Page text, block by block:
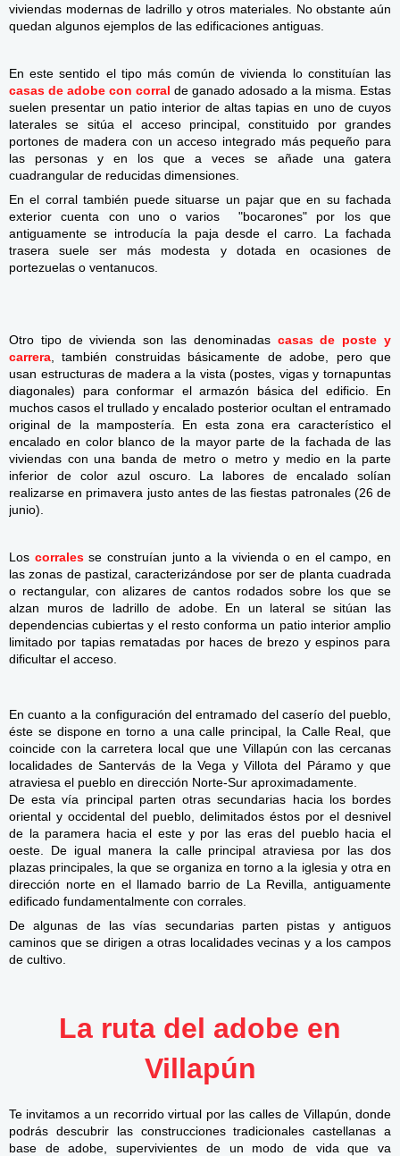
viviendas modernas de ladrillo y otros materiales. No obstante aún
quedan algunos ejemplos de las edificaciones antiguas.
En este sentido el tipo más común de vivienda lo constituían las
casas de adobe con corral de ganado adosado a la misma. Estas
suelen presentar un patio interior de altas tapias en uno de cuyos
laterales se sitúa el acceso principal, constituido por grandes
portones de madera con un acceso integrado más pequeño para
las personas y en los que a veces se añade una gatera
cuadrangular de reducidas dimensiones.
En el corral también puede situarse un pajar que en su fachada
exterior cuenta con uno o varios "bocarones" por los que
antiguamente se introducía la paja desde el carro. La fachada
trasera suele ser más modesta y dotada en ocasiones de
portezuelas o ventanucos.
Otro tipo de vivienda son las denominadas casas de poste y
carrera , también construidas básicamente de adobe, pero que
usan estructuras de madera a la vista (postes , vigas y tornapuntas
diagonales) para conformar el armazón básica del edificio. En
muchos casos el trullado y encalado posterior ocultan el entramado
original de la mampostería. En esta zona era característico el
encalado en color blanco de la mayor parte de la fachada de las
viviendas con una banda de metro o metro y medio en la parte
inferior de color azul oscuro. La labores de encalado solían
realizarse en primavera justo antes de las fiestas patronales (26 de
junio).
Los corralesse construían junto a la vivienda o en el campo, en
las zonas de pastizal, caracterizándose por ser de planta cuadrada
o rectangular, con alizares de cantos rodados sobre los que se
alzan muros de ladrillo de adobe. En un lateral se sitúan las
dependencias cubiertas y el resto conforma un patio interior amplio
limitado por tapias rematadas por haces de brezo y espinos para
dificultar el acceso.
En cuanto a la configuración del entramado del caserío del pueblo,
éste se dispone en torno a una calle principal, la Calle Real, que
coincide con la carretera local que une Villapún con las cercanas
localidades de Santervás de la Vega y Villota del Páramo y que
atraviesa el pueblo en dirección Norte-Sur aproximadamente.
De esta vía principal parten otras secundarias hacia los bordes
oriental y occidental del pueblo, delimitados éstos por el desnivel
de la paramera hacia el este y por las eras del pueblo hacia el
oeste. De igual manera la calle principal atraviesa por las dos
plazas principales, la que se organiza en torno a la iglesia y otra en
dirección norte en el llamado barrio de La Revilla, antiguamente
edificado fundamentalmente con corrales.
De algunas de las vías secundarias parten pistas y antiguos
caminos que se dirigen a otras localidades vecinas y a los campos
de cultivo.
La ruta del adobe en
Villapún
Te invitamos a un recorrido virtual por las calles de Villapún, donde
podrás descubrir las construcciones tradicionales castellanas a
base de adobe, supervivientes de un modo de vida que va